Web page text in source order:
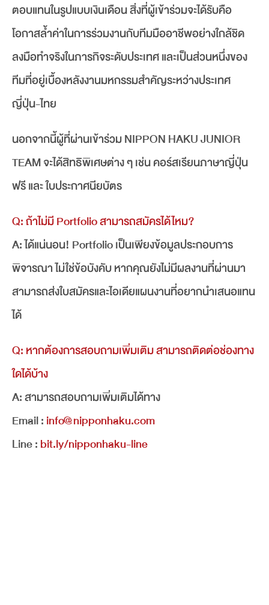
ตอบแทนในรูปแบบเงินเดือน สิ่งที่ผู้เข้าร่วมจะได้รับคือ
โอกาสล้ำค่าในการร่วมงานกับทีมมืออาชีพอย่างใกล้ชิด
ลงมือทำจริงในภารกิจระดับประเทศ และเป็นส่วนหนึ่งของ
ทีมที่อยู่เบื้องหลังงานมหกรรมสำคัญระหว่างประเทศ
ญี่ปุ่น-ไทย
นอกจากนี้ผู้ที่ผ่านเข้าร่วม NIPPON HAKU JUNIOR
TEAM จะได้สิทธิพิเศษต่าง ๆ เช่น คอร์สเรียนภาษาญี่ปุ่น
ฟรี และ ใบประกาศนียบัตร
Q: ถ้าไม่มี Portfolio สามารถสมัครได้ไหม?
A: ได้แน่นอน! Portfolio เป็นเพียงข้อมูลประกอบการ
พิจารณา ไม่ใช่ข้อบังคับ หากคุณยังไม่มีผลงานที่ผ่านมา
สามารถส่งใบสมัครและไอเดียแผนงานที่อยากนำเสนอแทน
ได้
Q: หากต้องการสอบถามเพิ่มเติม สามารถติดต่อช่องทาง
ใดได้บ้าง
A: สามารถสอบถามเพิ่มเติมได้ทาง
Email :info@nipponhaku.com
Line :bit.ly/nipponhaku-line